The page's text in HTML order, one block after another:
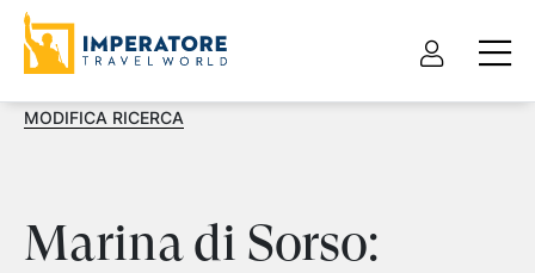
MODIFICA RICERCA
Marina di Sorso: